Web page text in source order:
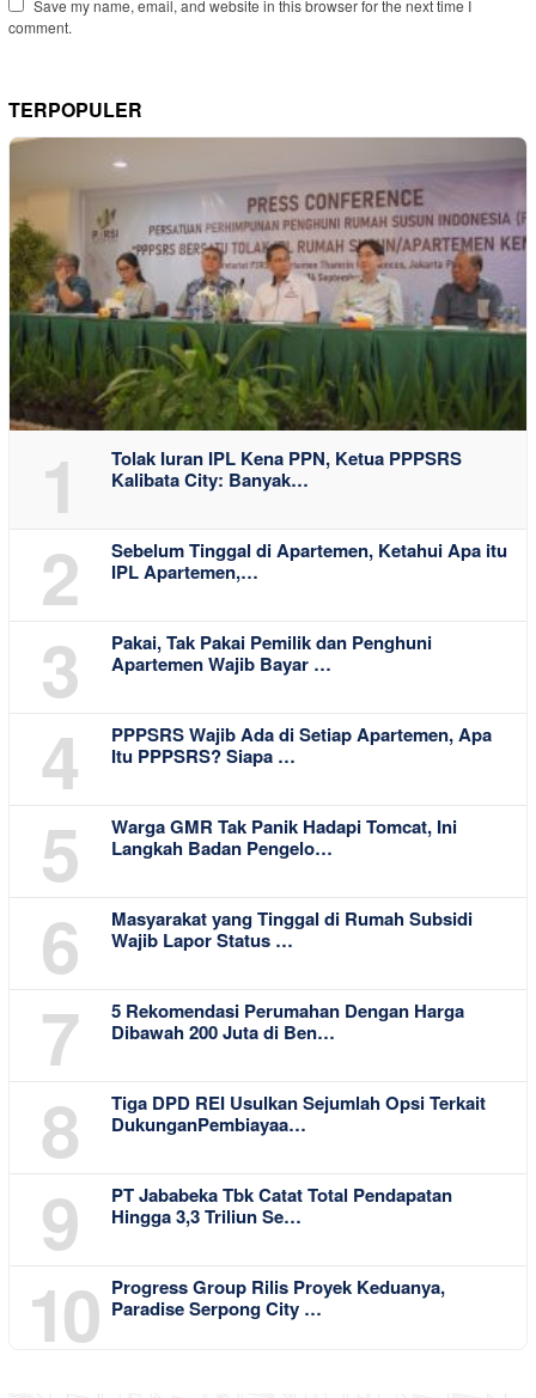
Save my name, email, and website in this browser for the next time I
comment.
TERPOPULER
1
Tolak Iuran IPL Kena PPN, Ketua PPPSRS
Kalibata City: Banyak…
2
Sebelum Tinggal di Apartemen, Ketahui Apa itu
IPL Apartemen,…
3
Pakai, Tak Pakai Pemilik dan Penghuni
Apartemen Wajib Bayar …
4
PPPSRS Wajib Ada di Setiap Apartemen, Apa
Itu PPPSRS? Siapa …
5
Warga GMR Tak Panik Hadapi Tomcat, Ini
Langkah Badan Pengelo…
6
Masyarakat yang Tinggal di Rumah Subsidi
Wajib Lapor Status …
7
5 Rekomendasi Perumahan Dengan Harga
Dibawah 200 Juta di Ben…
8
Tiga DPD REI Usulkan Sejumlah Opsi Terkait
DukunganPembiayaa…
9
PT Jababeka Tbk Catat Total Pendapatan
Hingga 3,3 Triliun Se…
10
Progress Group Rilis Proyek Keduanya,
Paradise Serpong City …